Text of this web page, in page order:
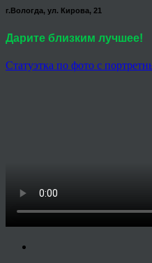
г.Вологда, ул. Кирова, 21
Дарите близким лучшее!
Статуэтка по фото с